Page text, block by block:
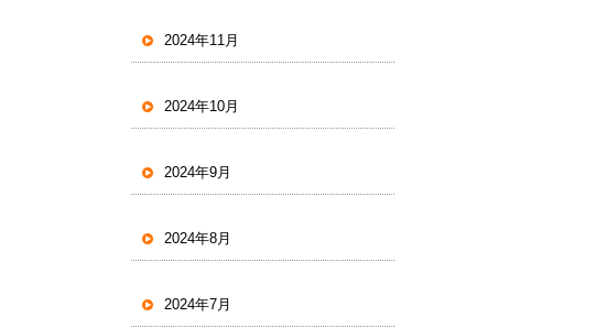
2024年11月
2024年10月
2024年9月
2024年8月
2024年7月